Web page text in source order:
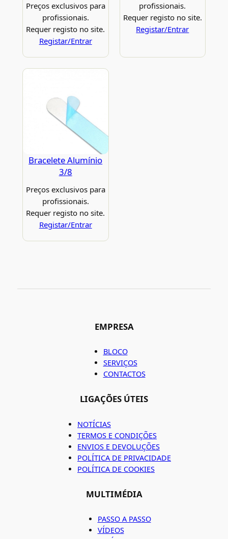
Preços exclusivos para
profissionais.
Requer registo no site.
Registar/Entrar
profissionais.
Requer registo no site.
Registar/Entrar
Bracelete Alumínio
3/8
Preços exclusivos para
profissionais.
Requer registo no site.
Registar/Entrar
EMPRESA
BLOCO
SERVIÇOS
CONTACTOS
LIGAÇÕES ÚTEIS
NOTÍCIAS
TERMOS E CONDIÇÕES
ENVIOS E DEVOLUÇÕES
POLÍTICA DE PRIVACIDADE
POLÍTICA DE COOKIES
MULTIMÉDIA
PASSO A PASSO
VÍDEOS